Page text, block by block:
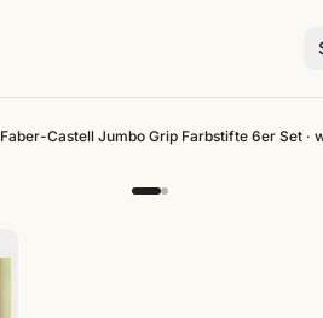
Faber-Castell Jumbo Grip Farbstifte 6er Set ·